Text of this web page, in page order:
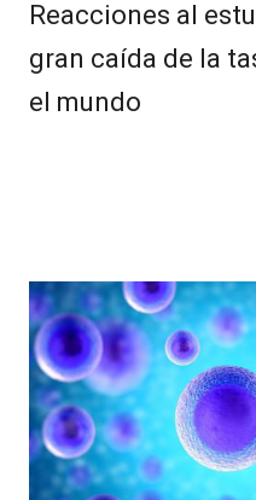
Reacciones al
gran caída de la
el mundo